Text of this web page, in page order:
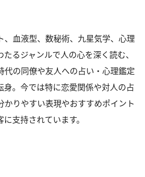
、血液型、数秘術、九星気学、心理
るジャンルで人の心を深く読む、
代の同僚や友人への占い・心理鑑定
身。今では特に恋愛関係や対人の占
かりやすい表現やおすすめポイント
支持されています。